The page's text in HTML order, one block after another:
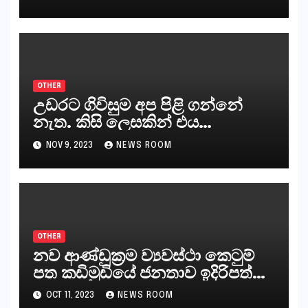
නියෝජිතයින්
OTHER
උඩරට ගිවිසුම අප පිළි ගන්නේ
නැත. කිසි ලෙසකින් එය
නීත්‍යානුකූල ලියවිල්ලක් නො වේ.
සිංහල ප්‍රතිපත්ති කේන්ද්‍රයෙන්
ජනාධිපති දැන් වූ ලිපියෙන්
කියනවාටත් වඩා අයිතියක් බෞද්ධ
NOV 9, 2023 NEWS ROOM
OTHER
නව ආණ්ඩුක්‍රම ව්‍යවස්ථා කෙටුම්
පත කඩිමුඩියේ ජනතාව ඉදිරිපත්
කරන්නේ?
OCT 11, 2023 NEWS ROOM